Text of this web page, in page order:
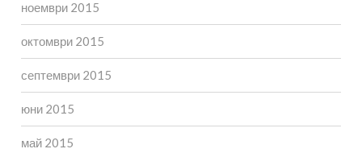
ноември 2015
октомври 2015
септември 2015
юни 2015
май 2015